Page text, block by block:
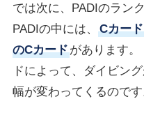
では次に、PADIのラン
PADIの中には、
Cカー
のCカードがあります。
ドによって、ダイビン
幅が変わってくるのです